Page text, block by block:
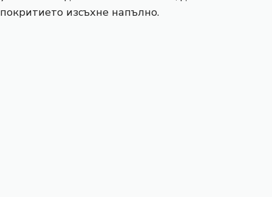
покритието изсъхне напълно.